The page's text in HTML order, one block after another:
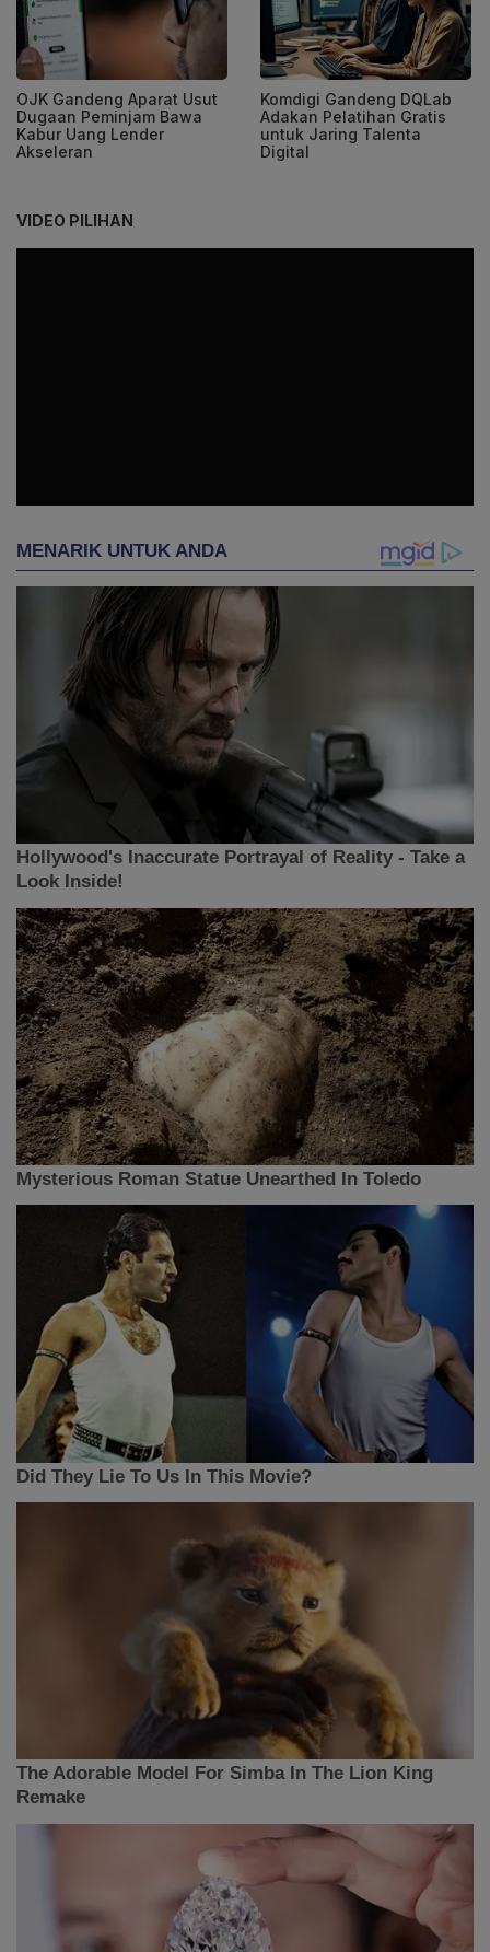
OJK Gandeng Aparat Usut
Dugaan Peminjam Bawa
Kabur Uang Lender
Akseleran
Komdigi Gandeng DQLab
Adakan Pelatihan Gratis
untuk Jaring Talenta
Digital
VIDEO PILIHAN